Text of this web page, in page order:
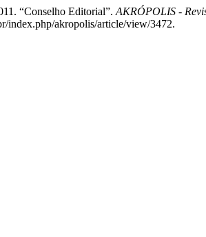
“Conselho Editorial”. AKRÓPOLIS -
index.php/akropolis/article/view/3472.